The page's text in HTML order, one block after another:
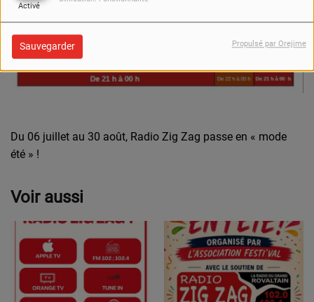
Activé
Sauvegarder Propulsé par Orejime
Du 06 juillet au 30 août, Radio Zig Zag passe en « mode
été » !
Voir aussi